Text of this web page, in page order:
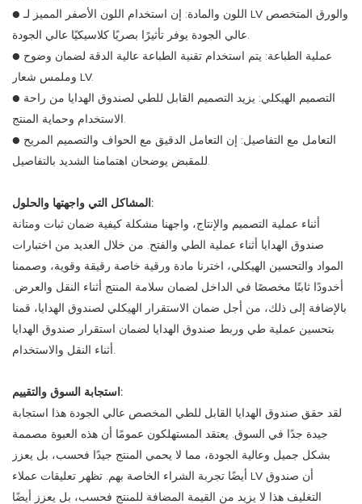
● اللون والمادة: إن استخدام اللون الأصفر المميز لـ LV والورق المتخصص
● عملية الطباعة: يتم استخدام تقنية الطباعة عالية الدقة لضمان وضوح
وملمس شعار LV.
● التصميم الهيكلي: يزيد التصميم القابل للطي لصندوق الهدايا من راحة
● التعامل مع التفاصيل: إن التعامل الدقيق مع الحواف والتصميم المريح
المشاكل التي واجهتها والحلول:
أثناء عملية التصميم والإنتاج، واجهنا مشكلة كيفية ضمان ثبات ومتانة
صندوق الهدايا أثناء عملية الطي والفتح. من خلال العديد من اختبارات
المواد والتحسين الهيكلي، اخترنا مادة ورقية خاصة رقيقة وقوية، وصممنا
أخدودًا ثابتًا مخصصًا في الداخل لضمان سلامة المنتج أثناء النقل والعرض.
بالإضافة إلى ذلك، من أجل ضمان الاستقرار الهيكلي لصندوق الهدايا، قمنا
بتحسين عملية طي وربط صندوق الهدايا لضمان استقرار صندوق الهدايا
استجابة السوق والتقييم:
لقد حقق صندوق الهدايا القابل للطي المخصص عالي الجودة هذا استجابة
جيدة جدًا في السوق. يعتقد المستهلكون عمومًا أن هذه العبوة مصممة
بشكل جميل وعالية الجودة، مما لا يحمي المنتج جيدًا فحسب، بل يعزز
أيضًا تجربة الشراء الخاصة بهم. تظهر تعليقات عملاء LV أن صندوق
التغليف هذا لا يزيد من القيمة المضافة للمنتج فحسب، بل يعزز أيضًا